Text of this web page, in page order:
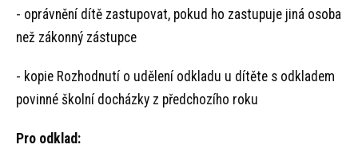
- oprávnění dítě zastupovat, pokud ho zastupuje jiná osoba
než zákonný zástupce
- kopie Rozhodnutí o udělení odkladu u dítěte s odkladem
povinné školní docházky z předchozího roku
Pro odklad: